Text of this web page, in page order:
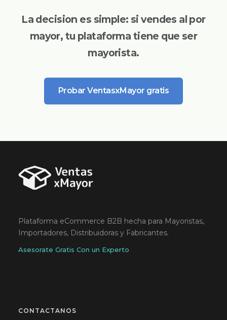
La decision es simple: si vendes al por
mayor, tu plataforma tiene que ser
mayorista.
Probar VentasxMayor gratis
Plataforma eCommerce B2B hecha para Mayoristas,
Importadores, Distribuidoras y Fabricantes.
Asesorate Gratis Con un Experto
CONTACTANOS